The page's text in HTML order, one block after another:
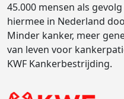
45.000 mensen als
hiermee in Nederland
Minder kanker, meer
van leven voor
KWF Kankerbestrijding.